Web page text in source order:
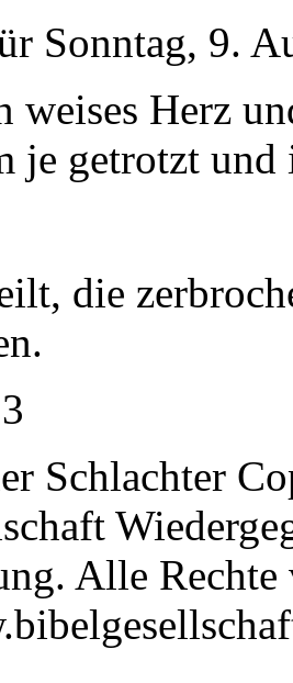
Sonntag, 9.
weises Herz
je getrotzt
die
Schlachter
Alle Rechte